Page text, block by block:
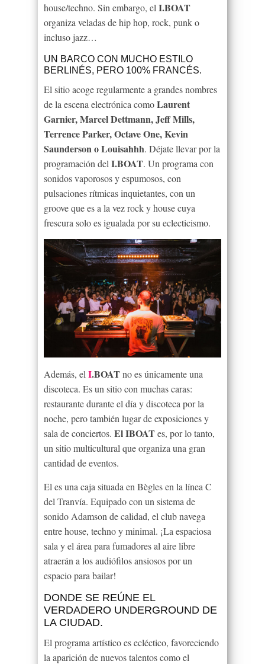
house/techno. Sin embargo, el I.BOAT
organiza veladas de hip hop, rock, punk o
incluso jazz…
UN BARCO CON MUCHO ESTILO
BERLINÉS, PERO 100% FRANCÉS.
El sitio acoge regularmente a grandes nombres
de la escena electrónica comoLaurent
Garnier, Marcel Dettmann, Jeff Mills,
Terrence Parker, Octave One, Kevin
Saunderson o Louisahhh. Déjate llevar por la
programación del I.BOAT. Un programa con
sonidos vaporosos y espumosos, con
pulsaciones rítmicas inquietantes, con un
groove que es a la vez rock y house cuya
frescura solo es igualada por su eclecticismo.
Además, el I.BOATno es únicamente una
discoteca. Es un sitio con muchas caras:
restaurante durante el día y discoteca por la
noche, pero también lugar de exposiciones y
sala de conciertos. El IBOATes, por lo tanto,
un sitio multicultural que organiza una gran
cantidad de eventos.
El es una caja situada en Bègles en la línea C
del Tranvía. Equipado con un sistema de
sonido Adamson de calidad, el club navega
entre house, techno y minimal. ¡La espaciosa
sala y el área para fumadores al aire libre
atraerán a los audiófilos ansiosos por un
espacio para bailar!
DONDE SE REÚNE EL
VERDADERO UNDERGROUND DE
LA CIUDAD.
El programa artístico es ecléctico, favoreciendo
la aparición de nuevos talentos como el